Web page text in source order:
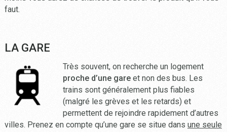
faut.
LA GARE
Très souvent, on recherche un logement
proche d’une gare et non des bus. Les
trains sont généralement plus fiables
(malgré les grèves et les retards) et
permettent de rejoindre rapidement d’autres
villes. Prenez en compte qu’une gare se situe dans une seule